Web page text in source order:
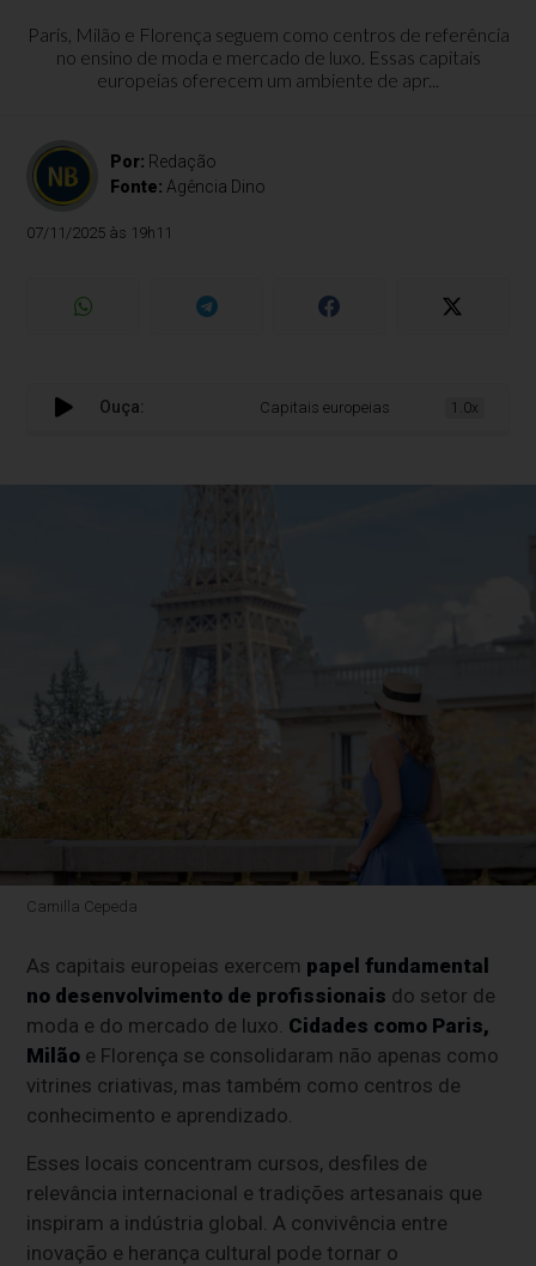
Paris, Milão e Florença seguem como centros de referência
no ensino de moda e mercado de luxo. Essas capitais
europeias oferecem um ambiente de apr...
Por: Redação
Fonte: Agência Dino
07/11/2025 às 19h11
Ouça: Capitais europeias moldam 1.0x
Camilla Cepeda
As capitais europeias exercem papel fundamental
no desenvolvimento de profissionais do setor de
moda e do mercado de luxo. Cidades como Paris,
Milão e Florença se consolidaram não apenas como
vitrines criativas, mas também como centros de
conhecimento e aprendizado.
Esses locais concentram cursos, desfiles de
relevância internacional e tradições artesanais que
inspiram a indústria global. A convivência entre
inovação e herança cultural pode tornar o